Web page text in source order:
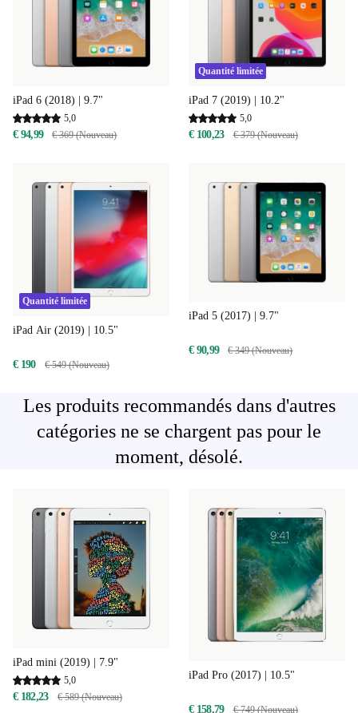
iPad 6 (2018) | 9.7"
5,0
€ 94,99 € 369 (Nouveau)
Quantité limitée
iPad 7 (2019) | 10.2"
5,0
€ 100,23 € 379 (Nouveau)
Quantité limitée
iPad Air (2019) | 10.5"
€ 190 € 549 (Nouveau)
iPad 5 (2017) | 9.7"
€ 90,99 € 349 (Nouveau)
Les produits recommandés dans d'autres
catégories ne se chargent pas pour le
moment, désolé.
iPad mini (2019) | 7.9"
5,0
€ 182,23 € 589 (Nouveau)
iPad Pro (2017) | 10.5"
€ 158,79 € 749 (Nouveau)